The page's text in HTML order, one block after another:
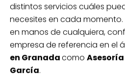
distintos servicios cuáles
necesites en cada
en manos de cualquiera,
empresa de referencia en el
en Granadacomo
García.